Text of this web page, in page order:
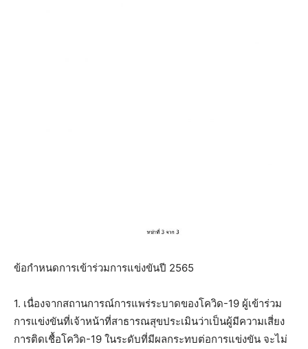
ข้อกำหนดการเข้าร่วมการแข่งขันปี 2565
1. เนื่องจากสถานการณ์การแพร่ระบาดของโควิด-19 ผู้เข้าร่วม
การแข่งขันที่เจ้าหน้าที่สาธารณสุขประเมินว่าเป็นผู้มีความเสี่ยง
การติดเชื้อโควิด-19 ในระดับที่มีผลกระทบต่อการแข่งขัน จะไม่